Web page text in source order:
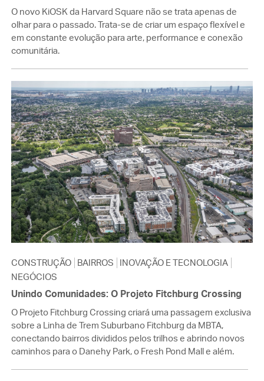
O novo KiOSK da Harvard Square não se trata apenas de
olhar para o passado. Trata-se de criar um espaço flexível e
em constante evolução para arte, performance e conexão
comunitária.
CONSTRUÇÃO BAIRROS
INOVAÇÃO E TECNOLOGIA
NEGÓCIOS
Unindo Comunidades: O Projeto Fitchburg Crossing
O Projeto Fitchburg Crossing criará uma passagem exclusiva
sobre a Linha de Trem Suburbano Fitchburg da MBTA,
conectando bairros divididos pelos trilhos e abrindo novos
caminhos para o Danehy Park, o Fresh Pond Mall e além.